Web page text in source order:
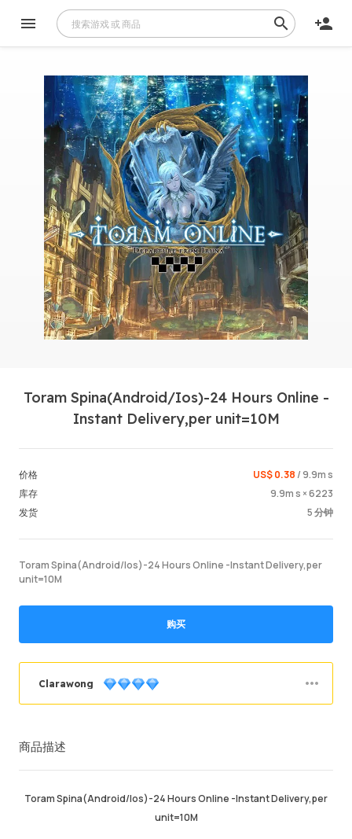
登录 /
Toram Spina(Android/Ios)-24 Hours Online -
Instant Delivery,per unit=10M
价格 US$ 0.38 / 9.9m s
库存 9.9m s × 6223
发货 5 分钟
Toram Spina(Android/Ios)-24 Hours Online -Instant Delivery,per
unit=10M
购买
Clarawong
总计销售数量
平均发货时间 2hr
商品描述
Toram Spina(Android/Ios)-24 Hours Online -Instant Delivery,per
unit=10M